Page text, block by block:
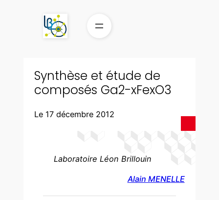
Synthèse et étude de
composés Ga2-xFexO3
Le 17 décembre 2012
Laboratoire Léon Brillouin
Alain MENELLE